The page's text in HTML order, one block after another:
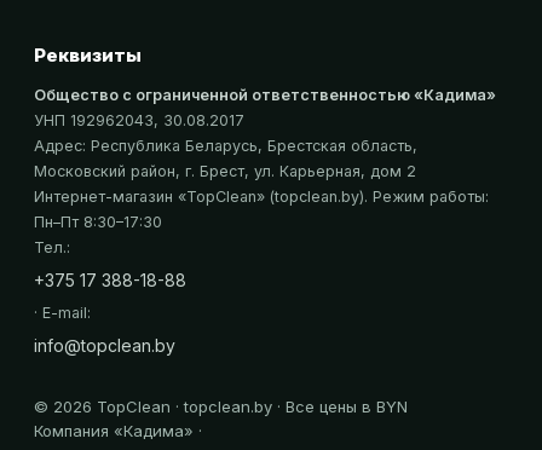
Реквизиты
Общество с ограниченной ответственностью «Кадима»
УНП 192962043, 30.08.2017
Адрес: Республика Беларусь, Брестская область,
Московский район, г. Брест, ул. Карьерная, дом 2
Интернет-магазин «TopClean» (topclean.by). Режим работы:
Пн–Пт 8:30–17:30
Тел.:
+375 17 388-18-88
· E-mail:
info@topclean.by
© 2026 TopClean · topclean.by · Все цены в BYN
Компания «Кадима» ·